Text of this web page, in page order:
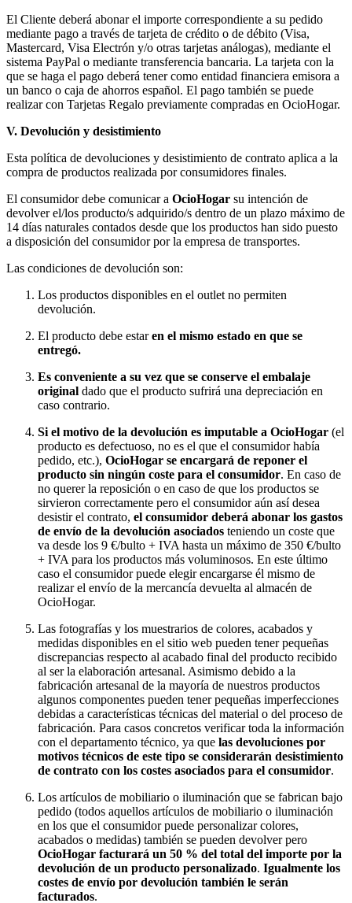
El Cliente deberá abonar el importe correspondiente a su pedido
mediante pago a través de tarjeta de crédito o de débito (Visa,
Mastercard, Visa Electrón y/o otras tarjetas análogas), mediante el
sistema PayPal o mediante transferencia bancaria. La tarjeta con la
que se haga el pago deberá tener como entidad financiera emisora a
un banco o caja de ahorros español. El pago también se puede
realizar con Tarjetas Regalo previamente compradas en OcioHogar.
V. Devolución y desistimiento
Esta política de devoluciones y desistimiento de contrato aplica a la
compra de productos realizada por consumidores finales.
El consumidor debe comunicar a OcioHogar su intención de
devolver el/los producto/s adquirido/s dentro de un plazo máximo de
14 días naturales contados desde que los productos han sido puesto
a disposición del consumidor por la empresa de transportes.
Las condiciones de devolución son:
Los productos disponibles en el outlet no permiten
devolución.
El producto debe estaren el mismo estado en que se
entregó.
Es conveniente a su vez que se conserve el embalaje
original dado que el producto sufrirá una depreciación en
caso contrario.
Si el motivo de la devolución es imputable a OcioHogar (el
producto es defectuoso, no es el que el consumidor había
pedido, etc.), OcioHogar se encargará de reponer el
producto sin ningún coste para el consumidor. En caso de
no querer la reposición o en caso de que los productos se
sirvieron correctamente pero el consumidor aún así desea
desistir el contrato, el consumidor deberá abonar los gastos
de envío de la devolución asociados teniendo un coste que
va desde los 9 €/bulto + IVA hasta un máximo de 350 €/bulto
+ IVA para los productos más voluminosos. En este último
caso el consumidor puede elegir encargarse él mismo de
realizar el envío de la mercancía devuelta al almacén de
OcioHogar.
Las fotografías y los muestrarios de colores, acabados y
medidas disponibles en el sitio web pueden tener pequeñas
discrepancias respecto al acabado final del producto recibido
al ser la elaboración artesanal. Asimismo debido a la
fabricación artesanal de la mayoría de nuestros productos
algunos componentes pueden tener pequeñas imperfecciones
debidas a características técnicas del material o del proceso de
fabricación. Para casos concretos verificar toda la información
con el departamento técnico, ya que las devoluciones por
motivos técnicos de este tipo se considerarán desistimiento
de contrato con los costes asociados para el consumidor.
Los artículos de mobiliario o iluminación que se fabrican bajo
pedido (todos aquellos artículos de mobiliario o iluminación
en los que el consumidor puede personalizar colores,
acabados o medidas) también se pueden devolver pero
OcioHogar facturará un 50 % del total del importe por la
devolución de un producto personalizado. Igualmente los
costes de envío por devolución también le serán
facturados.